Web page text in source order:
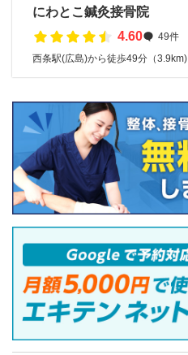
にわとこ鍼灸接骨院
4.60
49件
西条駅(広島)から徒歩49分（3.9km)